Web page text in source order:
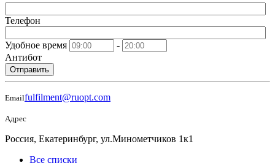
Телефон
Удобное время
-
Антибот
Отправить
Emailfulfilment@ruopt.com
Адрес
Россия, Екатеринбург, ул.Минометчиков 1к1
Все списки